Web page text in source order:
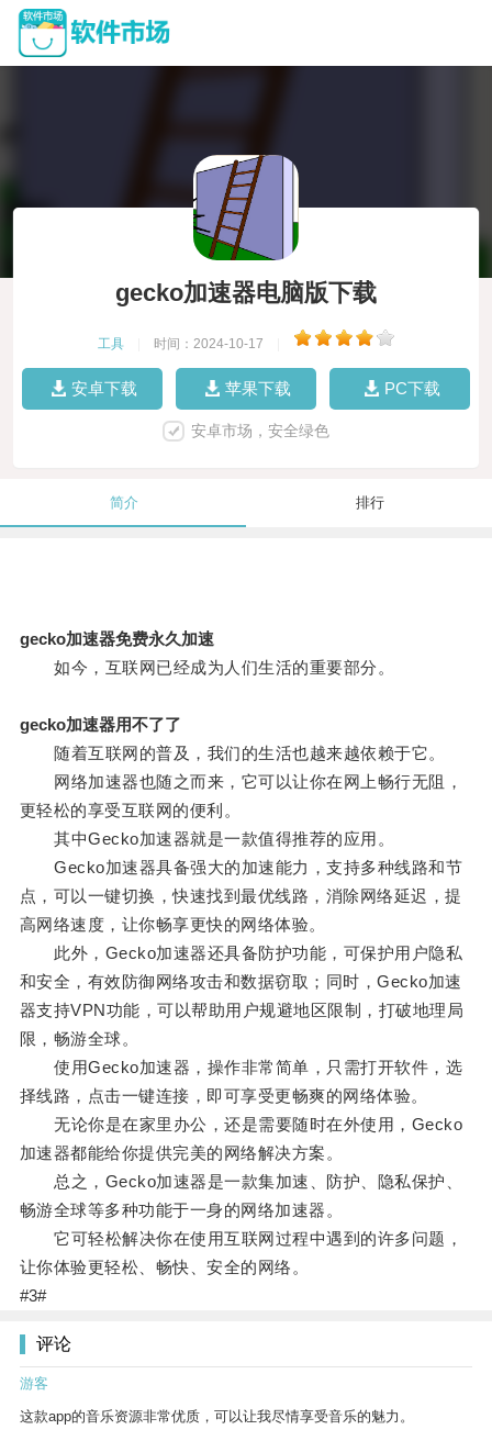
gecko加速器电脑版下载
工具 时间：2024-10-17
安卓下载 苹果下载 PC下载
安卓市场，安全绿色
简介 排行
gecko加速器免费永久加速
如今，互联网已经成为人们生活的重要部分。
gecko加速器用不了了
随着互联网的普及，我们的生活也越来越依赖于它。
网络加速器也随之而来，它可以让你在网上畅行无阻，
更轻松的享受互联网的便利。
其中Gecko加速器就是一款值得推荐的应用。
Gecko加速器具备强大的加速能力，支持多种线路和节
点，可以一键切换，快速找到最优线路，消除网络延迟，提
高网络速度，让你畅享更快的网络体验。
此外，Gecko加速器还具备防护功能，可保护用户隐私
和安全，有效防御网络攻击和数据窃取；同时，Gecko加速
器支持VPN功能，可以帮助用户规避地区限制，打破地理局
限，畅游全球。
使用Gecko加速器，操作非常简单，只需打开软件，选
择线路，点击一键连接，即可享受更畅爽的网络体验。
无论你是在家里办公，还是需要随时在外使用，Gecko
加速器都能给你提供完美的网络解决方案。
总之，Gecko加速器是一款集加速、防护、隐私保护、
畅游全球等多种功能于一身的网络加速器。
它可轻松解决你在使用互联网过程中遇到的许多问题，
让你体验更轻松、畅快、安全的网络。
#3#
评论
游客
这款app的音乐资源非常优质，可以让我尽情享受音乐的魅力。